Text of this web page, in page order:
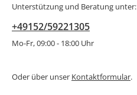
Unterstützung und Beratung unter:
+49152/59221305
Mo-Fr, 09:00 - 18:00 Uhr
Oder über unser Kontaktformular.